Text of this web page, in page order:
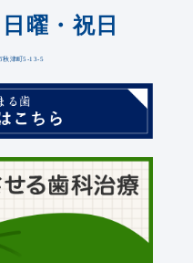
曜・祝日
秋津町5-13-5